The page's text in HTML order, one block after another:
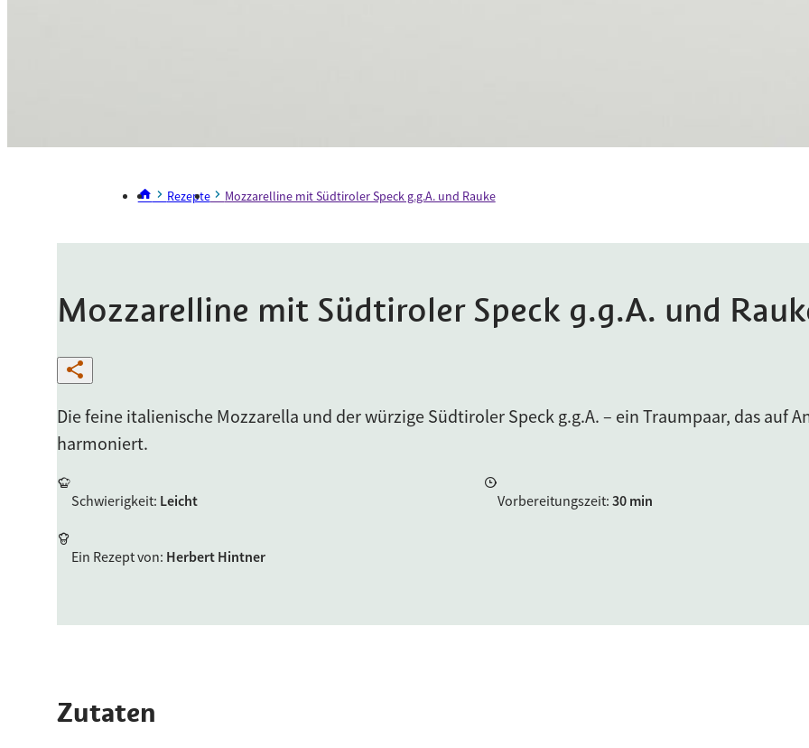
Rezepte Mozzarelline mit Südtiroler Speck g.g.A. und Rauke
Mozzarelline mit Südtiroler Speck g.g.A. und
Die feine italienische Mozzarella und der würzige Südtiroler Speck g.g.A. – ein Traumpaar, das auf
harmoniert.
Schwierigkeit: Leicht Vorbereitungszeit: 30 min
Ein Rezept von: Herbert Hintner
Zutaten